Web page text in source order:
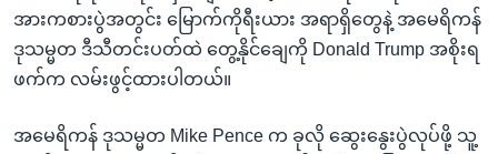
ရန်
နေရာ
သို့
ရန်
အားကစားပွဲအတွင်း မြောက်ကိုရီးယား အရာရှိတွေနဲ့ အမေရိကန်
ဒုသမ္မတ ဒီသီတင်းပတ်ထဲ တွေ့နိုင်ချေကို Donald Trump အစိုးရ
ဖက်က လမ်းဖွင့်ထားပါတယ်။
အမေရိကန် ဒုသမ္မတ Mike Pence က ခုလို ဆွေးနွေးပွဲလုပ်ဖို့ သူ့